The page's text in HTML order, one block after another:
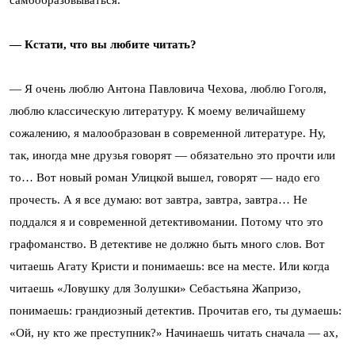
— Кстати, что вы любите читать?
— Я очень люблю Антона Павловича Чехова, люблю Гоголя,
люблю классическую литературу. К моему величайшему
сожалению, я малообразован в современной литературе. Ну,
так, иногда мне друзья говорят — обязательно это прочти или
то… Вот новый роман Улицкой вышел, говорят — надо его
прочесть. А я все думаю: вот завтра, завтра, завтра… Не
поддался я и современной детективомании. Потому что это
графоманство. В детективе не должно быть много слов. Вот
читаешь Агату Кристи и понимаешь: все на месте. Или когда
читаешь «Ловушку для Золушки» Себастьяна Жапризо,
понимаешь: грандиозный детектив. Прочитав его, ты думаешь:
«Ой, ну кто же преступник?» Начинаешь читать сначала — ах,